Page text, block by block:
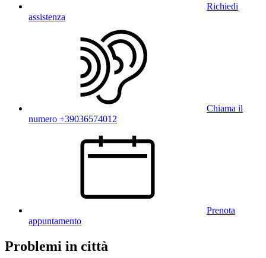
Richiedi
assistenza
Chiama il
numero +39036574012
Prenota
appuntamento
Problemi in città